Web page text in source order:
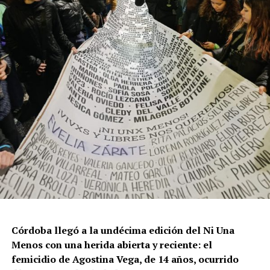
Por Francisco Pandolfi
Córdoba llegó a la undécima edición del Ni Una
Menos con una herida abierta y reciente: el
femicidio de Agostina Vega, de 14 años, ocurrido